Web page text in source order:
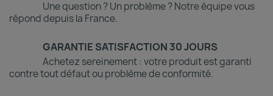
Une question ? Un problème ? Notre équipe vous
répond depuis la France.
GARANTIE SATISFACTION 30 JOURS
Achetez sereinement : votre produit est garanti
contre tout défaut ou problème de conformité.